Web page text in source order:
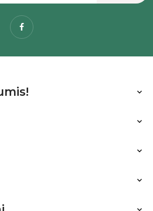
Facebook



